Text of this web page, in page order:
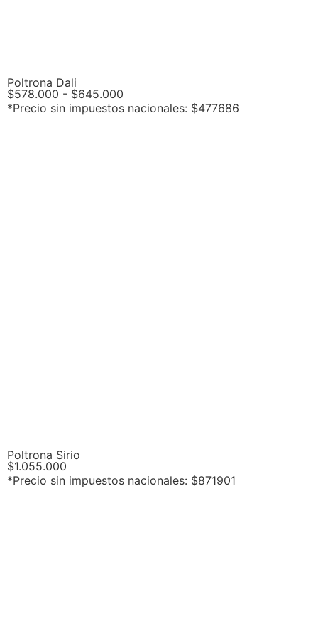
Poltrona Dali
$578.000 - $645.000
*Precio sin impuestos nacionales: $477686
Poltrona Sirio
$1.055.000
*Precio sin impuestos nacionales: $871901